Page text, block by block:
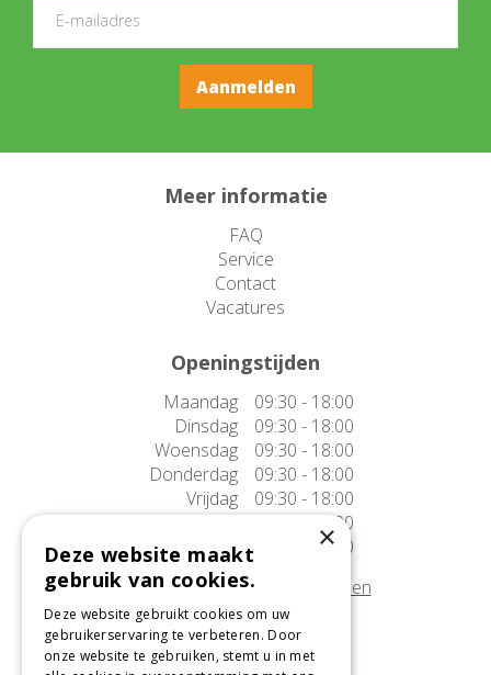
Meer informatie
FAQ
Service
Contact
Vacatures
Openingstijden
Maandag
09:30 - 18:00
Dinsdag
09:30 - 18:00
Woensdag
09:30 - 18:00
Donderdag
09:30 - 18:00
Vrijdag
09:30 - 18:00
Zaterdag
09:30 - 17:00
Zondag
10:00 - 17:00
Afwijkende openingstijden tonen
Onze locatie
×
Deze website maakt
gebruik van cookies.
Deze website gebruikt cookies om uw
gebruikerservaring te verbeteren. Door
onze website te gebruiken, stemt u in met